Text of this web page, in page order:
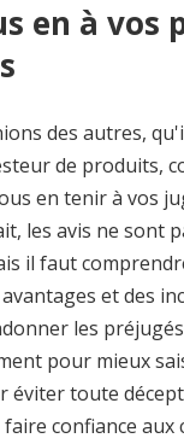
en à vos
des autres,
de produits,
en tenir à vos
les avis ne sont
il faut
et des
les
pour mieux
éviter toute
confiance aux